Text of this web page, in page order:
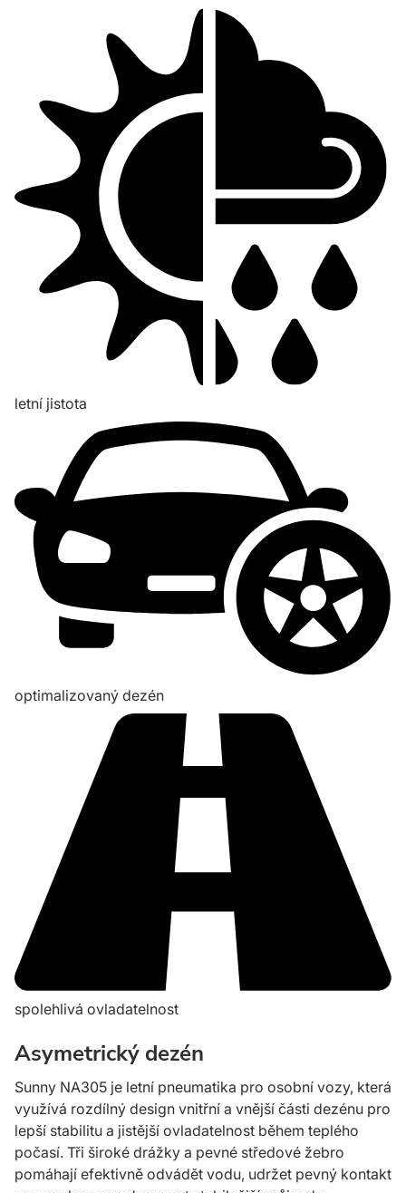
letní jistota
optimalizovaný dezén
spolehlivá ovladatelnost
Asymetrický dezén
Sunny NA305 je letní pneumatika pro osobní vozy, která
využívá rozdílný design vnitřní a vněj­ší části dezénu pro
lepší stabilitu a jis­tější ovla­datelnost bě­hem teplého
počasí. Tři široké dráž­ky a pev­né stře­dové žebro
pomáhají efektivně odvádět vodu, udržet pevný kontakt